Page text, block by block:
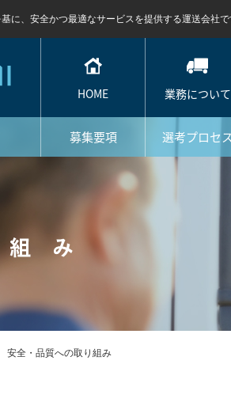
基に、安全かつ最適なサービスを提供する運送会社
HOME 業務について
募集要項 選考プロセス
安全・品質への取り組み